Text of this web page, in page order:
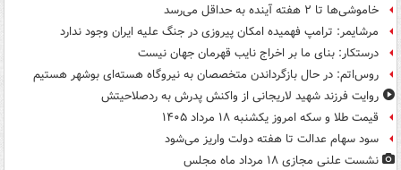
خاموشی‌ها تا ۲ هفته آینده به حداقل می‌رسد
مرشایمر: ترامپ فهمیده امکان پیروزی در جنگ علیه ایران وجود ندارد
درستکار: بنای ما بر اخراج نایب قهرمان جهان نیست
روس‌اتم: در حال بازگرداندن متخصصان به نیروگاه هسته‌ای بوشهر هستیم
روایت فرزند شهید لاریجانی از واکنش پدرش به ردصلاحیتش
قیمت طلا و سکه امروز یکشنبه ۱۸ مرداد ۱۴۰۵
سود سهام عدالت تا هفته دولت واریز می‌شود
نشست علنی مجازی ۱۸ مرداد ماه مجلس